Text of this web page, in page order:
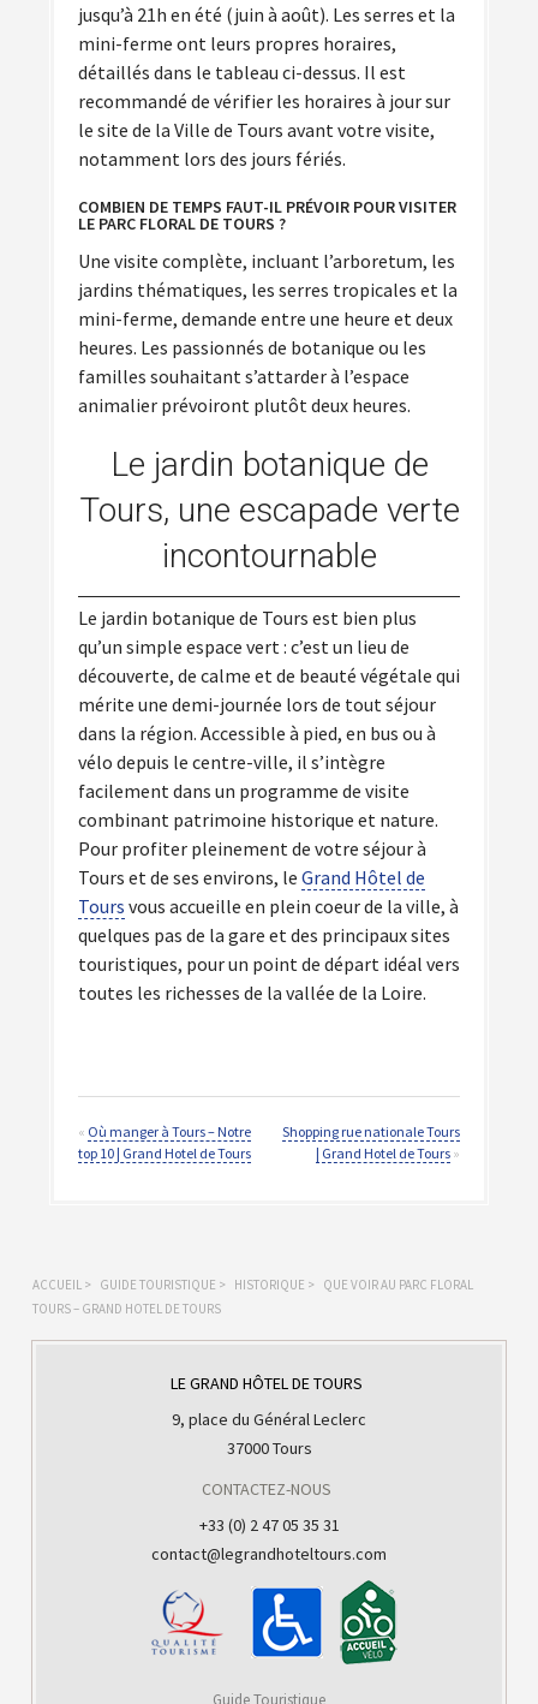
jusqu’à 21h en été (juin à août). Les serres et la
mini-ferme ont leurs propres horaires,
détaillés dans le tableau ci-dessus. Il est
recommandé de vérifier les horaires à jour sur
le site de la Ville de Tours avant votre visite,
notamment lors des jours fériés.
COMBIEN DE TEMPS FAUT-IL PRÉVOIR POUR VISITER
LE PARC FLORAL DE TOURS ?
Une visite complète, incluant l’arboretum, les
jardins thématiques, les serres tropicales et la
mini-ferme, demande entre une heure et deux
heures. Les passionnés de botanique ou les
familles souhaitant s’attarder à l’espace
animalier prévoiront plutôt deux heures.
Le jardin botanique de
Tours, une escapade verte
incontournable
Le jardin botanique de Tours est bien plus
qu’un simple espace vert : c’est un lieu de
découverte, de calme et de beauté végétale qui
mérite une demi-journée lors de tout séjour
dans la région. Accessible à pied, en bus ou à
vélo depuis le centre-ville, il s’intègre
facilement dans un programme de visite
combinant patrimoine historique et nature.
Pour profiter pleinement de votre séjour à
Tours et de ses environs, le Grand Hôtel de
Tours vous accueille en plein coeur de la ville, à
quelques pas de la gare et des principaux sites
touristiques, pour un point de départ idéal vers
toutes les richesses de la vallée de la Loire.
« Où manger à Tours – Notre
top 10 | Grand Hotel de Tours
Shopping rue nationale Tours
| Grand Hotel de Tours »
ACCUEIL > GUIDE TOURISTIQUE > HISTORIQUE >
QUE VOIR AU PARC FLORAL
TOURS – GRAND HOTEL DE TOURS
LE GRAND HÔTEL DE TOURS
9, place du Général Leclerc
37000 Tours
CONTACTEZ-NOUS
+33 (0) 2 47 05 35 31
contact@legrandhoteltours.com